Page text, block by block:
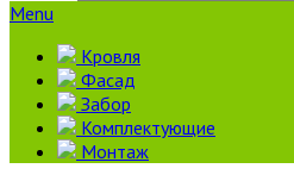
Menu
Кровля
Фасад
Забор
Комплектующие
Монтаж